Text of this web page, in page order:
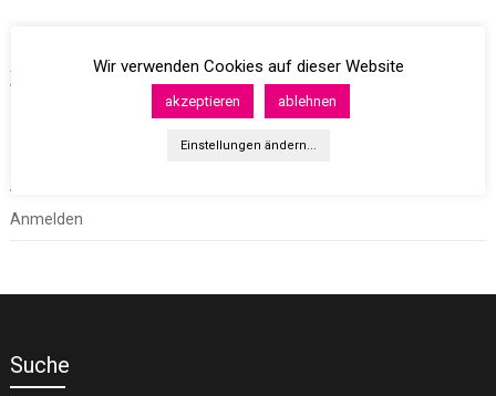
Archives
Anmelden
Suche
Wir verwenden Cookies auf dieser Website
akzeptieren ablehnen
Einstellungen ändern...